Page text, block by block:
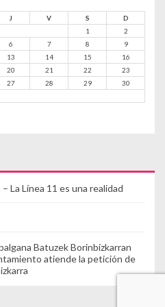
J V S
D
1
2
6 7 8
9
13 14 15
16
20 21 22
23
27 28 29
30
La Línea 11 es una realidad
Batuzek Borinbizkarran
atiende la petición de